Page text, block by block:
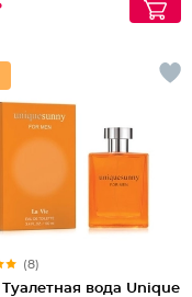
(8)
Туалетная вода Unique